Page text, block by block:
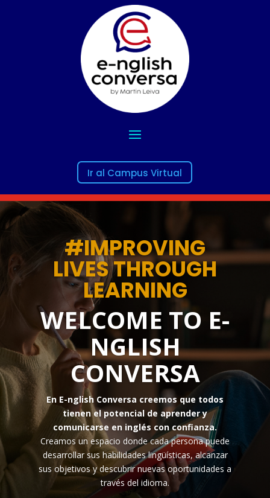
Ir al Campus Virtual
#IMPROVING
LIVES THROUGH
LEARNING
WELCOME TO E-
NGLISH
CONVERSA
En E-nglish Conversa creemos que todos
tienen el potencial de aprender y
comunicarse en inglés con confianza.
Creamos un espacio donde cada persona puede
desarrollar sus habilidades lingüísticas, alcanzar
sus objetivos y descubrir nuevas oportunidades a
través del idioma.